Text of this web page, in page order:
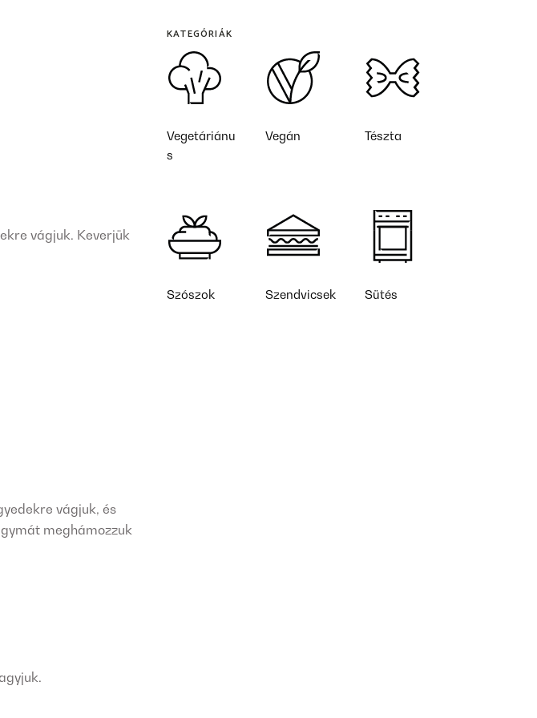
vágjuk. Keverjük
vágjuk, és
meghámozzuk
KATEGÓRIÁK
Vegetáriánu
s
Vegán Tészta
Szószok Szendvicsek Sütés